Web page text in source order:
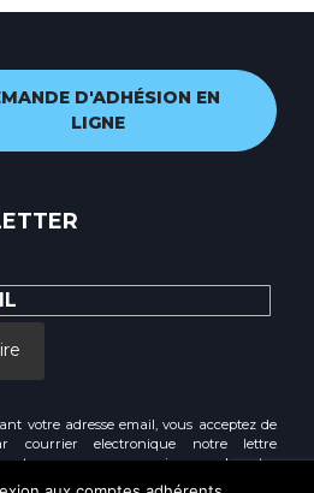
D'ADHÉSION EN
LIGNE
votre adresse email, vous acceptez de
courrier electronique notre lettre
et vous prenez connaissance de notre